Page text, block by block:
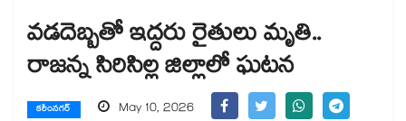
వడదెబ్బతో ఇద్దరు రైతులు మృతి..
రాజన్న సిరిసిల్ల జిల్లాలో ఘటన
కరీంనగర్ May 10, 2026